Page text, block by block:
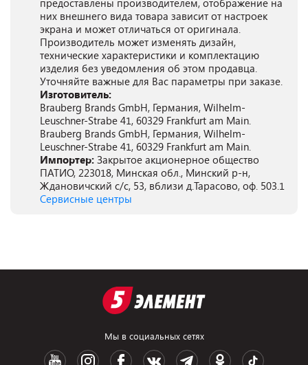
предоставлены производителем, отображение на
них внешнего вида товара зависит от настроек
экрана и может отличаться от оригинала.
Производитель может изменять дизайн,
технические характеристики и комплектацию
изделия без уведомления об этом продавца.
Уточняйте важные для Вас параметры при заказе.
Изготовитель:
Brauberg Brands GmbH, Германия, Wilhelm-
Leuschner-Strabe 41, 60329 Frankfurt am Main.
Brauberg Brands GmbH, Германия, Wilhelm-
Leuschner-Strabe 41, 60329 Frankfurt am Main.
Импортер: Закрытое акционерное общество
ПАТИО, 223018, Минская обл., Минский р-н,
Ждановичский с/с, 53, вблизи д.Тарасово, оф. 503.1
Сервисные центры
Мы в социальных сетях